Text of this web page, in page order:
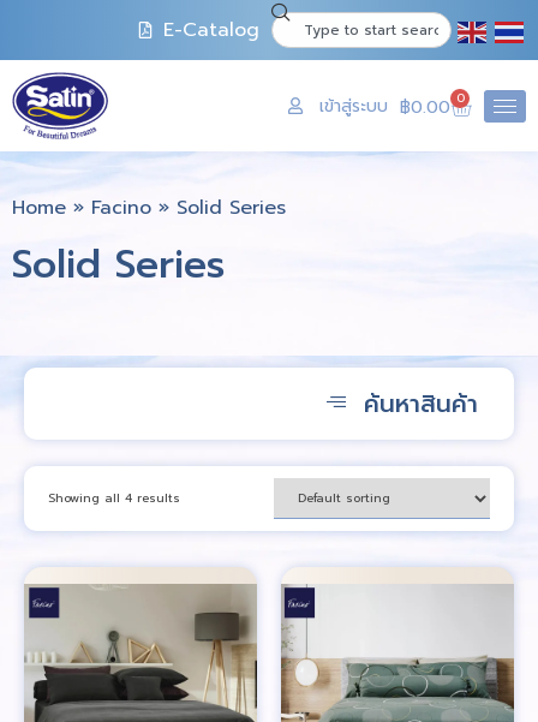
E-Catalog
เข้าสู่ระบบ ฿0.00 0
Home » Facino » Solid Series
Solid Series
ค้นหาสินค้า
Showing all 4 results